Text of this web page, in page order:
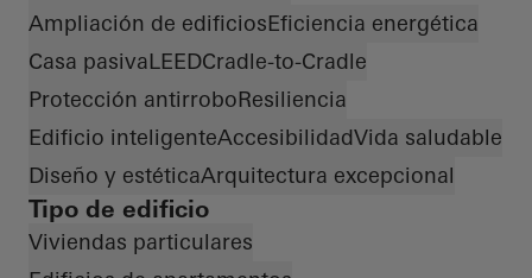
Ampliación de edificiosEficiencia energética
Casa pasivaLEEDCradle-to-Cradle
Protección antirroboResiliencia
Edificio inteligenteAccesibilidadVida saludable
Diseño y estéticaArquitectura excepcional
Tipo de edificio
Viviendas particulares